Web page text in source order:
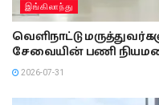
இங்கிலாந்து
வெளிநாட்டு
சேவையின் பணி
2026-07-31